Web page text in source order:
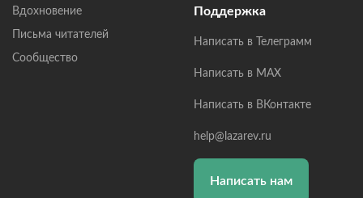
Вдохновение
Письма читателей
Сообщество
Поддержка
Написать в Телеграмм
Написать в MAX
Написать в ВКонтакте
help@lazarev.ru
Написать нам